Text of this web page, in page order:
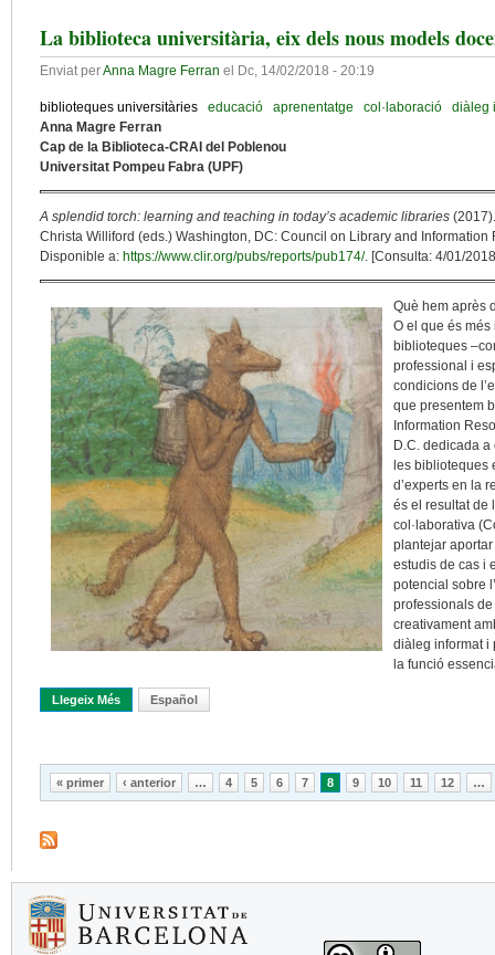
La biblioteca universitària, eix dels nous models
Enviat perAnna Magre Ferran el Dc, 14/02/2018 - 20:19
biblioteques universitàries educació aprenentatge col·laboració
diàleg
Anna Magre Ferran
Cap de la Biblioteca-CRAI del Poblenou
Universitat Pompeu Fabra (UPF)
A splendid torch: learning and teaching in today’s academic libraries
Christa Williford (eds.) Washington, DC: Council on Library and
Disponible a: https://www.clir.org/pubs/reports/pub174/. [Consulta: 4/01/
Què hem après
O el que és més
biblioteques
professional i
condicions de
que presentem
Information
D.C. dedicada
les biblioteques
d’experts en la
és el resultat de
col·laborativa
plantejar
estudis de cas i
potencial sobre
professionals
creativament
diàleg informat i
la funció
Llegeix Més Sobre La Biblioteca Universitària, Eix Dels Nous Models
Español
Pàgines
« primer ‹ anterior … 4 5 6 7 8 9 10 11 12 …